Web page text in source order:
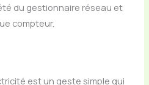
du gestionnaire réseau et
compteur.
est un geste simple qui